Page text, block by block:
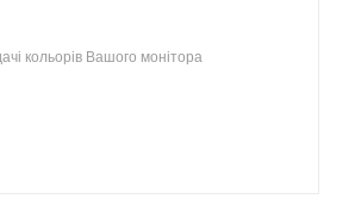
кольорів Вашого монітора